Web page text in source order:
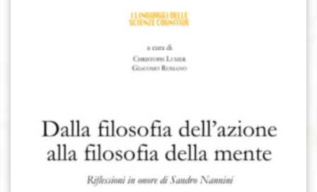
Aggiungi alla lista dei desideri